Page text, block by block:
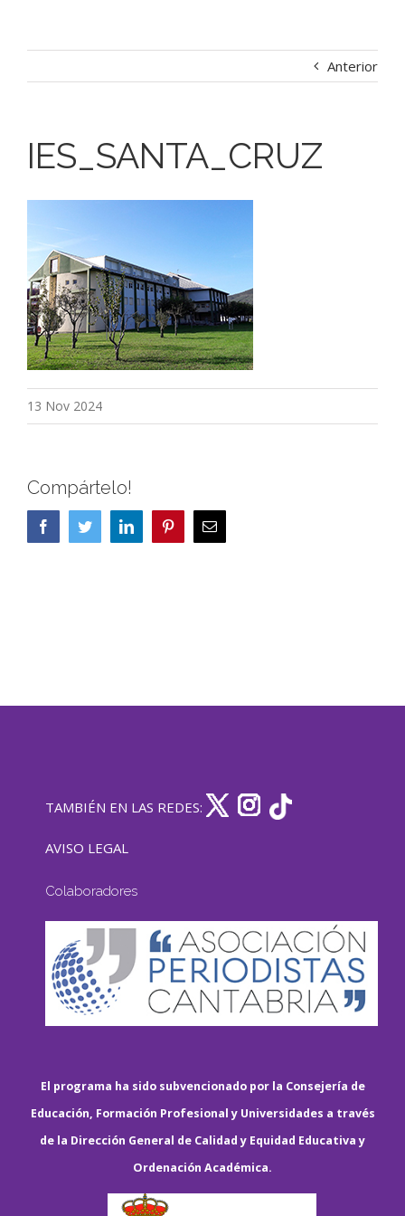
Anterior
IES_SANTA_CRUZ
13 Nov 2024
Compártelo!
FacebookTwitterLinkedIn PinterestCorreo
electrónico
TAMBIÉN EN LAS REDES:
AVISO LEGAL
Colaboradores
El programa ha sido subvencionado por la Consejería de
Educación, Formación Profesional y Universidades a través
de la Dirección General de Calidad y Equidad Educativa y
Ordenación Académica.